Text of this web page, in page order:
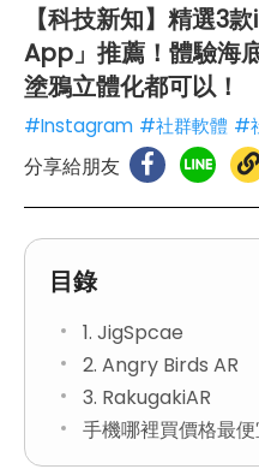
【科技新知】精選3
App」推薦！體驗海
塗鴉立體化都可以！
#Instagram #社群軟體 #
分享給朋友
目錄
1. JigSpcae
2. Angry Birds AR
3. RakugakiAR
手機哪裡買價格最